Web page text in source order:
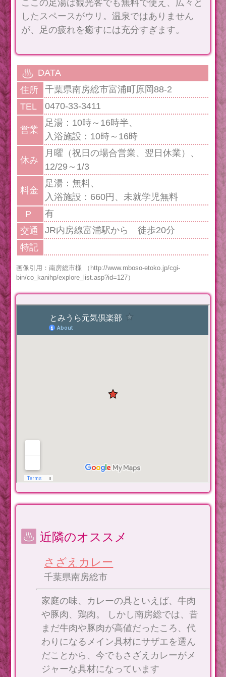
ここの足湯は観光客でも無料で使え、広々と
したスペースがウリ。温泉ではありません
が、足の疲れを癒すには充分すぎます。
DATA
住所
千葉県南房総市富浦町原岡88-2
TEL
0470-33-3411
営業
足湯：10時～16時半、
入浴施設：10時～16時
休み
月曜（祝日の場合営業、翌日休業）、
12/29～1/3
料金
足湯：無料、
入浴施設：660円、未就学児無料
P
有
交通
JR内房線富浦駅から 徒歩20分
特記
画像引用：南房総市様 （http://www.mboso-etoko.jp/cgi-
bin/co_kanihp/explore_list.asp?id=127）
近隣のオススメ
さざえカレー
千葉県南房総市
家庭の味、カレーの具といえば、牛肉
や豚肉、鶏肉。 しかし南房総では、昔
まだ牛肉や豚肉が高値だったころ、代
わりになるメイン具材にサザエを選ん
だことから、今でもさざえカレーがメ
ジャーな具材になっています